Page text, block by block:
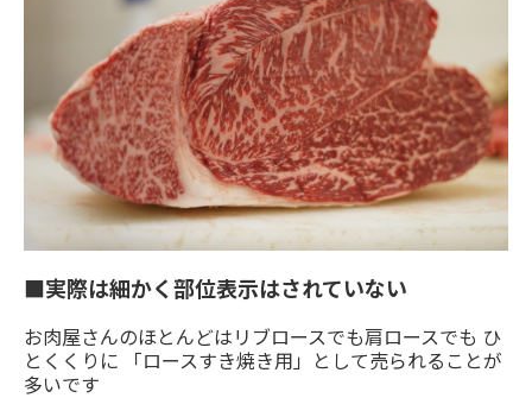
■実際は細かく部位表示はされていない
お肉屋さんのほとんどはリブロースでも肩ロースでも ひ
とくくりに 「ロースすき焼き用」として売られることが
多いです